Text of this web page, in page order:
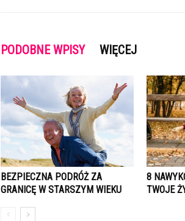
PODOBNE WPISY WIĘCEJ
BEZPIECZNA PODRÓŻ ZA
GRANICĘ W STARSZYM WIEKU
8
TWOJE